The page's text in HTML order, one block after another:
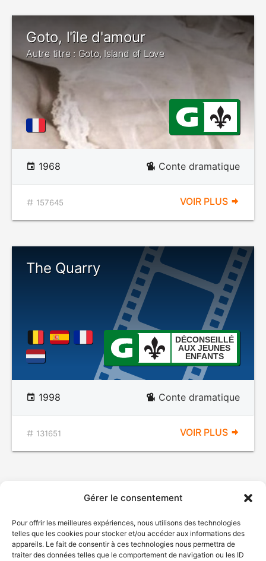
Gérer le consentement
Pour offrir les meilleures expériences, nous utilisons des technologies
telles que les cookies pour stocker et/ou accéder aux informations des
appareils. Le fait de consentir à ces technologies nous permettra de
traiter des données telles que le comportement de navigation ou les ID
Goto, l'île d'amour
Autre titre : Goto, Island of Love
1968 Conte dramatique
157645 VOIR PLUS
The Quarry
DÉCONSEILLÉ
AUX JEUNES
ENFANTS
1998 Conte dramatique
131651 VOIR PLUS